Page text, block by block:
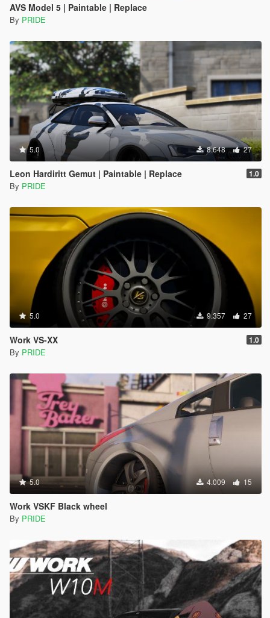
AVS Model 5 | Paintable | Replace
By PRIDE
5.0 8.648 27
Leon Hardiritt Gemut | Paintable | Replace 1.0
By PRIDE
5.0 9.357 27
Work VS-XX 1.0
By PRIDE
5.0 4.009 15
Work VSKF Black wheel
By PRIDE